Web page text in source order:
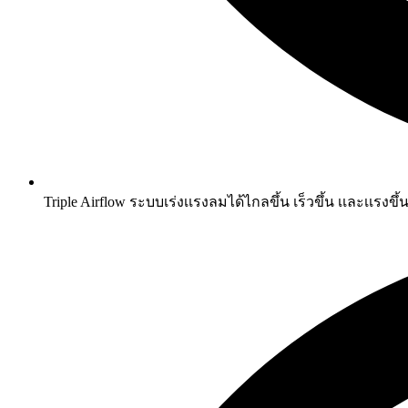
Triple Airflow ระบบเร่งเเรงลมได้ไกลขึ้น เร็วขึ้น เเละเเรงขึ้น